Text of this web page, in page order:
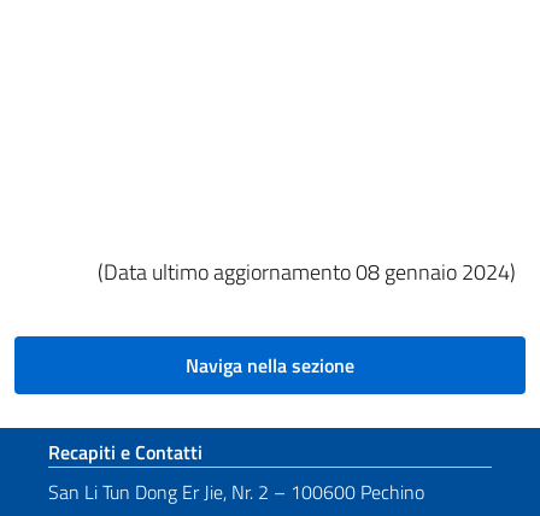
(Data ultimo aggiornamento 08 gennaio 2024)
Naviga nella sezione
Sezione footer
Recapiti e Contatti
San Li Tun Dong Er Jie, Nr. 2 – 100600 Pechino